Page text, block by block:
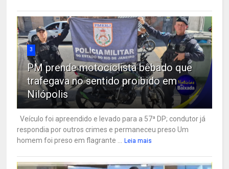
3
PM prende motociclista bêbado que
trafegava no sentido proibido em
Nilópolis
Veículo foi apreendido e levado para a 57ª DP; condutor já
respondia por outros crimes e permaneceu preso Um
homem foi preso em flagrante ... Leia mais